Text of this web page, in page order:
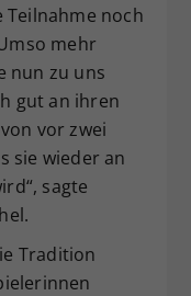
Teilnahme noch
mehr
nun zu uns
gut an ihren
vor zwei
sie wieder an
sagte
Tradition